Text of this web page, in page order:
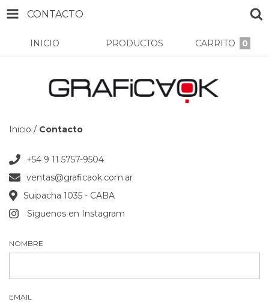
CONTACTO
INICIO PRODUCTOS CARRITO 0
Inicio / Contacto
+54 9 11 5757-9504
ventas@graficaok.com.ar
Suipacha 1035 - CABA
Siguenos en Instagram
NOMBRE
EMAIL